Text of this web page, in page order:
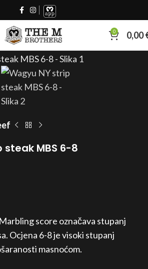
0 0,00
steak MBS 6-8
score označava stupanj
Ocjena 6-8 je visoki stupanj
masnoćom.